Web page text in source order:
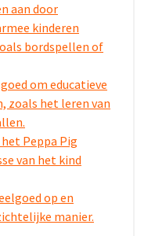
aan door
kinderen
bordspellen of
om educatieve
zoals het leren van
Peppa Pig
van het kind
op en
manier.